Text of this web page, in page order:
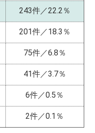
243件／22.2％
201件／18.3％
75件／6.8％
41件／3.7％
6件／0.5％
2件／0.1％